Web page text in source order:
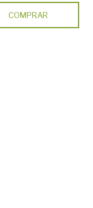
COMPRAR